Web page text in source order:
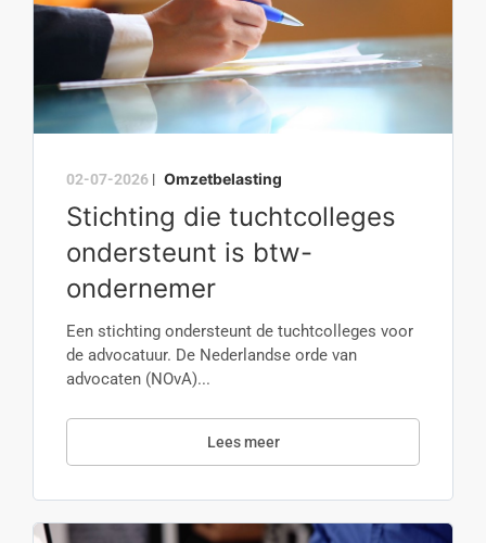
02-07-2026 | Omzetbelasting
Stichting die tuchtcolleges
ondersteunt is btw-
ondernemer
Een stichting ondersteunt de tuchtcolleges voor
de advocatuur. De Nederlandse orde van
advocaten (NOvA)...
Lees meer